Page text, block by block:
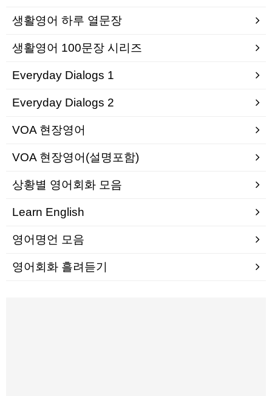
생활영어 하루 열문장
생활영어 100문장 시리즈
Everyday Dialogs 1
Everyday Dialogs 2
VOA 현장영어
VOA 현장영어(설명포함)
상황별 영어회화 모음
Learn English
영어명언 모음
영어회화 흘려듣기